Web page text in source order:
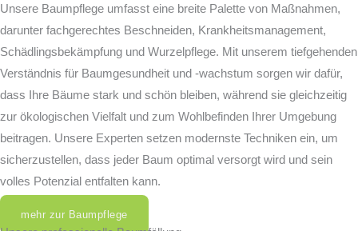
Unsere Baumpflege umfasst eine breite Palette von Maßnahmen,
darunter fachgerechtes Beschneiden, Krankheitsmanagement,
Schädlingsbekämpfung und Wurzelpflege. Mit unserem tiefgehenden
Verständnis für Baumgesundheit und -wachstum sorgen wir dafür,
dass Ihre Bäume stark und schön bleiben, während sie gleichzeitig
zur ökologischen Vielfalt und zum Wohlbefinden Ihrer Umgebung
beitragen. Unsere Experten setzen modernste Techniken ein, um
sicherzustellen, dass jeder Baum optimal versorgt wird und sein
volles Potenzial entfalten kann.
mehr zur Baumpflege